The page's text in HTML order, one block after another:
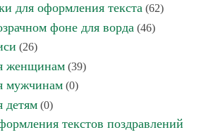
для оформления текста (62)
фоне для ворда (46)
(26)
женщинам (39)
мужчинам (0)
детям (0)
текстов поздравлений